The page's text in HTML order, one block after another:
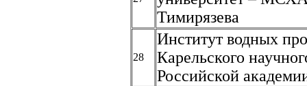
Тимирязева
28
Институт водных
Карельского
Российской